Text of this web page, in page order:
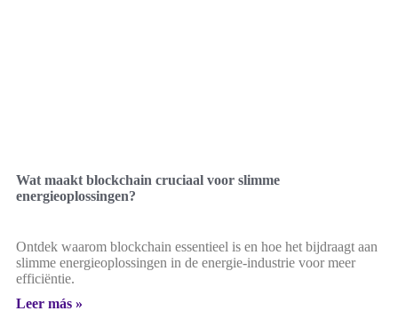
Wat maakt blockchain cruciaal voor slimme
energieoplossingen?
Ontdek waarom blockchain essentieel is en hoe het bijdraagt aan
slimme energieoplossingen in de energie-industrie voor meer
efficiëntie.
Leer más »